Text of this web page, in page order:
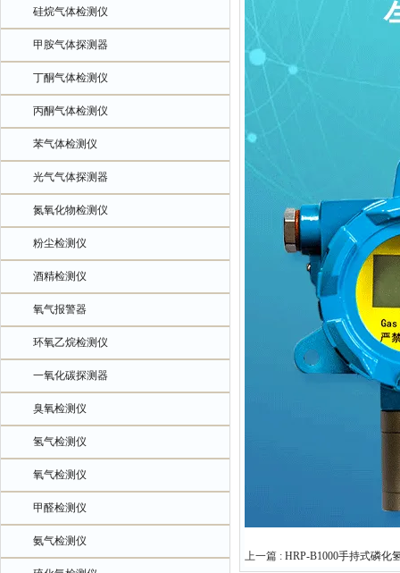
硅烷气体检测仪
甲胺气体探测器
丁酮气体检测仪
丙酮气体检测仪
苯气体检测仪
光气气体探测器
氮氧化物检测仪
粉尘检测仪
酒精检测仪
氧气报警器
环氧乙烷检测仪
一氧化碳探测器
臭氧检测仪
氢气检测仪
氧气检测仪
甲醛检测仪
氨气检测仪
上一篇 : HRP-B1000手持式磷化